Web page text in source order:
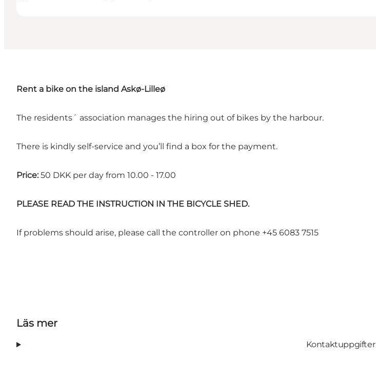
Rent a bike on the island Askø-Lilleø
The residents´ association manages the hiring out of bikes by the harbour.
There is kindly self-service and you’ll find a box for the payment.
Price: 50 DKK per day from 10.00 - 17.00
PLEASE READ THE INSTRUCTION IN THE BICYCLE SHED.
If problems should arise, please call the controller on phone +45 6083 7515
Läs mer
Kontaktuppgifter